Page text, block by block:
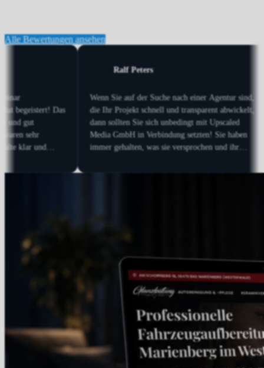
Alle Bewertungen ansehen
spricht und er setzt
seiner
er, wo er den
liefert
diese auch
wir ihm im
Ana Martinez
Dirk hat meine neue Webpage gestaltet und ich
bin mit dem Ergebnis wirklich sehr zufrieden.
ist immer verfügbar, reagiert superschnell und
findet immer eine Lösung. In nur einem Monat
hat sich die Zahl der Anfragen massiv